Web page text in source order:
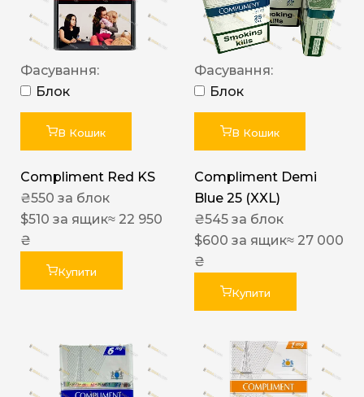
Фасування:
Блок
В Кошик
Compliment Red KS
₴550 за блок
$510 за ящик≈ 22 950
₴
Купити
Фасування:
Блок
В Кошик
Compliment Demi
Blue 25 (XXL)
₴545 за блок
$600 за ящик≈ 27 000
₴
Купити